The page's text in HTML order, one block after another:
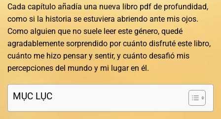
Cada capítulo añadía una nueva libro pdf de profundidad,
como si la historia se estuviera abriendo ante mis ojos.
Como alguien que no suele leer este género, quedé
agradablemente sorprendido por cuánto disfruté este libro,
cuánto me hizo pensar y sentir, y cuánto desafió mis
percepciones del mundo y mi lugar en él.
MỤC LỤC